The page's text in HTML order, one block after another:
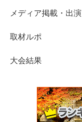
メディア掲載・出演
取材ルポ
大会結果